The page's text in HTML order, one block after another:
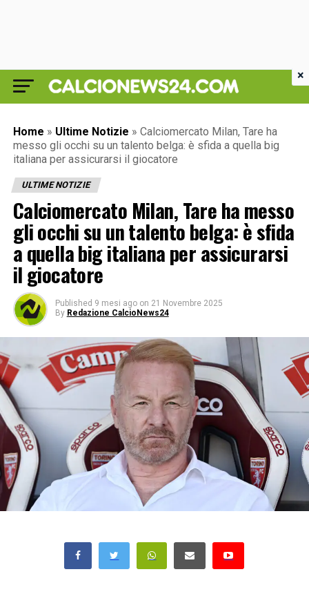
Home » Ultime Notizie » Calciomercato Milan, Tare ha
messo gli occhi su un talento belga: è sfida a quella big
italiana per assicurarsi il giocatore
ULTIME NOTIZIE
Calciomercato Milan, Tare ha messo
gli occhi su un talento belga: è sfida
a quella big italiana per assicurarsi
il giocatore
Published 9 mesi ago on 21 Novembre 2025
By Redazione CalcioNews24
×